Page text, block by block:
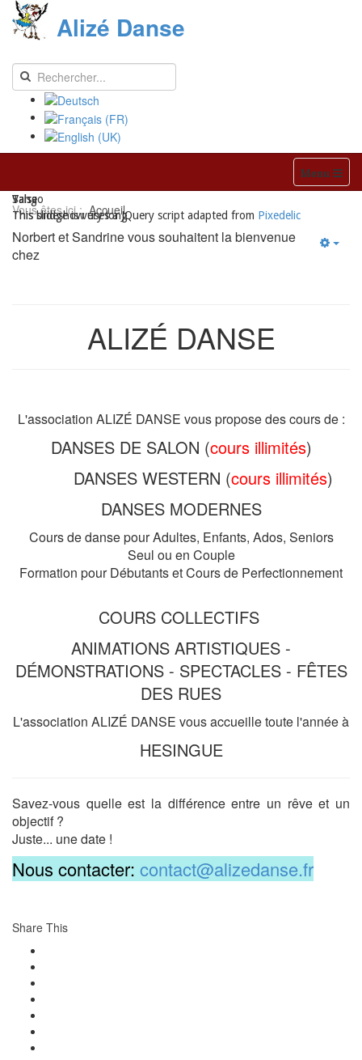
Alizé Danse
Menu
Valse
Salsa
This bridge is very long
Tango
This slideshow uses a JQuery script adapted from Pixedelic
Vous êtes ici :Accueil
Norbert et Sandrine vous souhaitent la bienvenue
chez
ALIZÉ DANSE
L'association ALIZÉ DANSE vous propose des cours de :
DANSES DE SALON (cours illimités)
DANSES WESTERN (cours illimités)
DANSES MODERNES
Cours de danse pour Adultes, Enfants, Ados, Seniors
Seul ou en Couple
Formation pour Débutants et Cours de Perfectionnement
COURS COLLECTIFS
ANIMATIONS ARTISTIQUES -
DÉMONSTRATIONS - SPECTACLES - FÊTES
DES RUES
L'association ALIZÉ DANSE vous accueille toute l'année à
HESINGUE
Savez-vous quelle est la différence entre un rêve et un
objectif ?
Juste... une date !
Nous contacter: contact@alizedanse.fr
Share This